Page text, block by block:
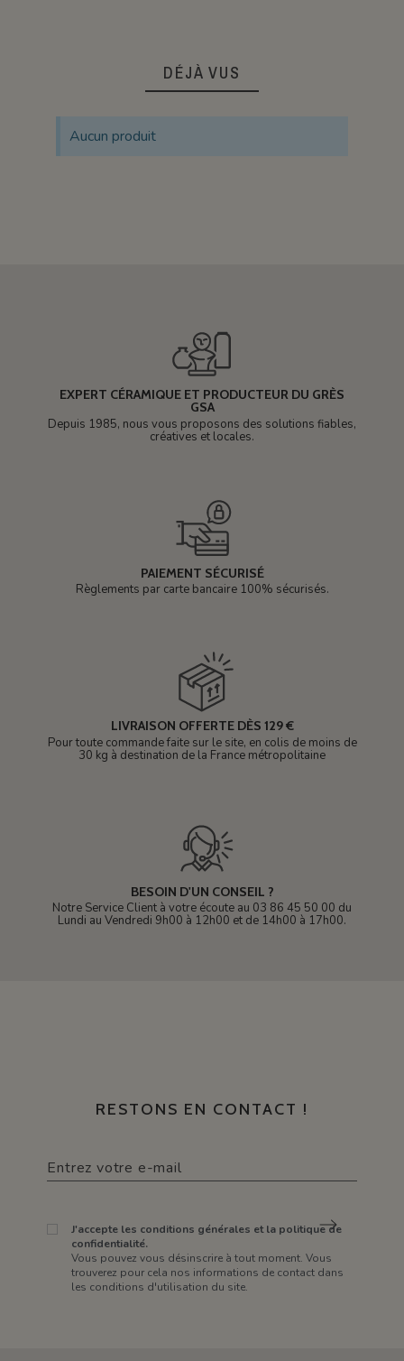
DÉJÀ VUS
Aucun produit
EXPERT CÉRAMIQUE ET PRODUCTEUR DU GRÈS
GSA
Depuis 1985, nous vous proposons des solutions fiables,
créatives et locales.
PAIEMENT SÉCURISÉ
Règlements par carte bancaire 100% sécurisés.
LIVRAISON OFFERTE DÈS 129 €
Pour toute commande faite sur le site, en colis de moins de
30 kg à destination de la France métropolitaine
BESOIN D'UN CONSEIL ?
Notre Service Client à votre écoute au 03 86 45 50 00 du
Lundi au Vendredi 9h00 à 12h00 et de 14h00 à 17h00.
RESTONS EN CONTACT !
J'accepte les conditions générales et la politique de
confidentialité.
Vous pouvez vous désinscrire à tout moment. Vous
trouverez pour cela nos informations de contact dans
les conditions d'utilisation du site.